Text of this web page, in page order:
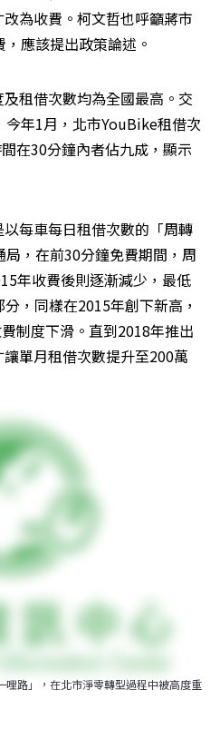
為收費。柯文哲也呼籲蔣市
應該提出政策論述。
租借次數均為全國最高。交
年1月，北市YouBike租借次
在30分鐘內者佔九成，顯示
每車每日租借次數的「周轉
，在前30分鐘免費期間，周
年收費後則逐漸減少，最低
，同樣在2015年創下新高，
制度下滑。直到2018年推出
單月租借次數提升至200萬
路」，在北市淨零轉型過程中被高度重